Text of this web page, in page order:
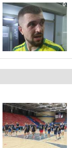
0
0